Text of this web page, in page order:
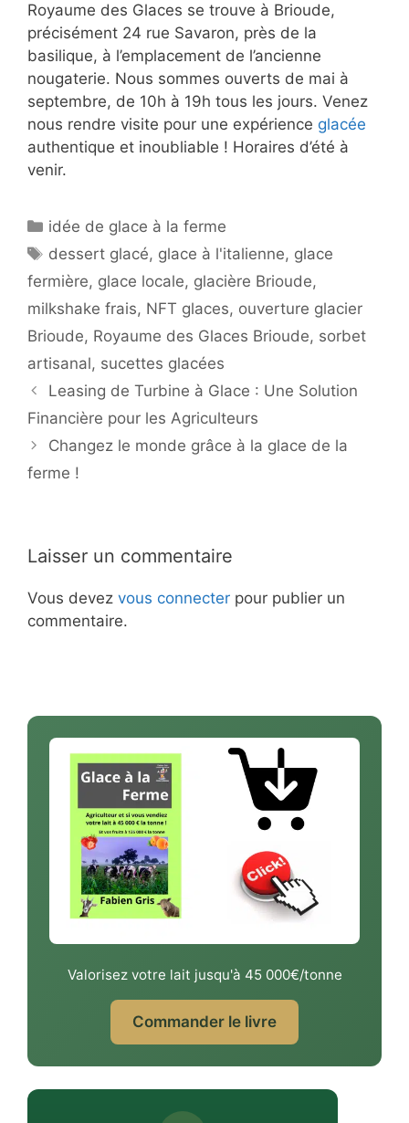
Royaume des Glaces se trouve à Brioude,
précisément 24 rue Savaron, près de la
basilique, à l’emplacement de l’ancienne
nougaterie. Nous sommes ouverts de mai à
septembre, de 10h à 19h tous les jours. Venez
nous rendre visite pour une expérience glacée
authentique et inoubliable ! Horaires d’été à
venir.
Catégories
idée de glace à la ferme
Étiquettes
dessert glacé, glace à l'italienne, glace
fermière, glace locale, glacière Brioude,
milkshake frais, NFT glaces, ouverture glacier
Brioude, Royaume des Glaces Brioude, sorbet
artisanal, sucettes glacées
Leasing de Turbine à Glace : Une Solution
Financière pour les Agriculteurs
Changez le monde grâce à la glace de la
ferme !
Laisser un commentaire
Vous devez vous connecter pour publier un
commentaire.
Valorisez votre lait jusqu'à 45 000€/tonne
Commander le livre